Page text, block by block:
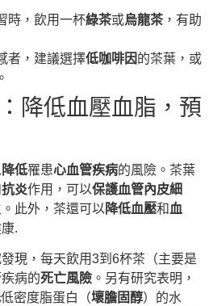
時，飲用一杯綠茶或烏龍茶，有助
者，建議選擇低咖啡因的茶葉，或
：降低血壓血脂，預
降低罹患心血管疾病的風險。茶葉
抗炎作用，可以保護血管內皮細
此外，茶還可以 降低血壓和 血
.
現，每天飲用3到6杯茶（主要是
病的死亡風險 。另有研究表明，
低密度脂蛋白（壞膽固醇）的水